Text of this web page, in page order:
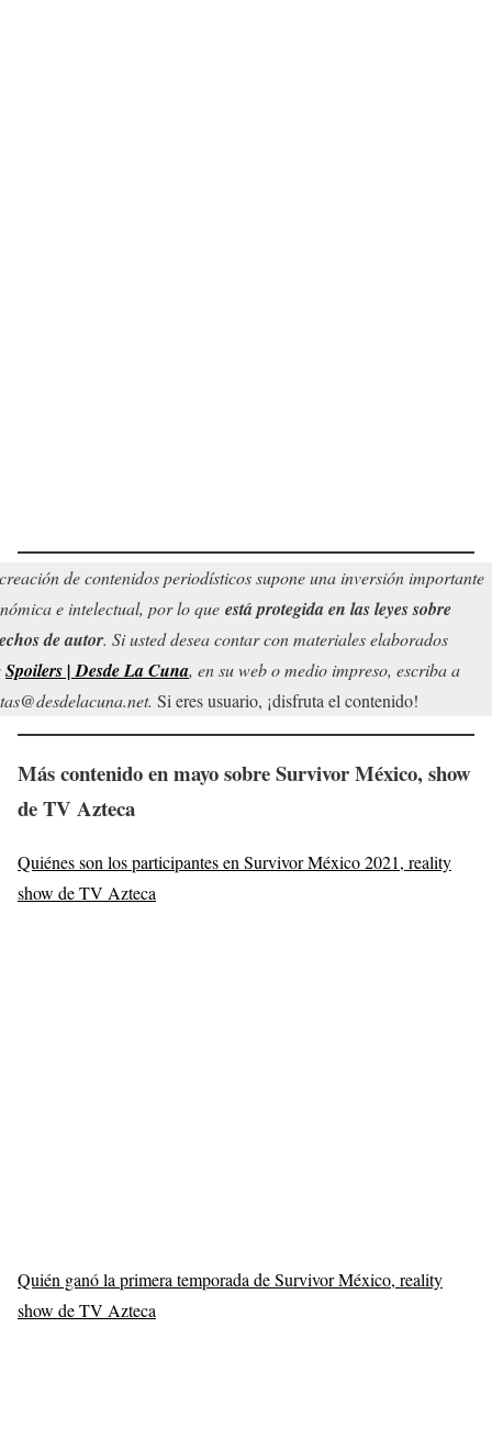
de contenidos periodísticos supone una inversión importante
e intelectual, por lo que está protegida en las leyes sobre
de autor. Si usted desea contar con materiales elaborados
Spoilers | Desde La Cuna, en su web o medio impreso, escriba a
Si eres usuario, ¡disfruta el contenido!
Más contenido en mayo sobre Survivor México, show
de TV Azteca
Quiénes son los participantes en Survivor México 2021, reality
show de TV Azteca
Quién ganó la primera temporada de Survivor México, reality
show de TV Azteca